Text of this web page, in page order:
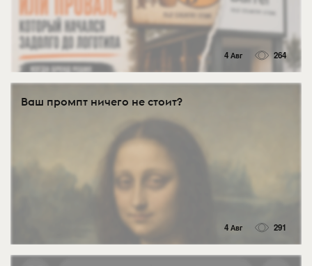
4 Авг 264
Ваш промпт ничего не стоит?
4 Авг 291